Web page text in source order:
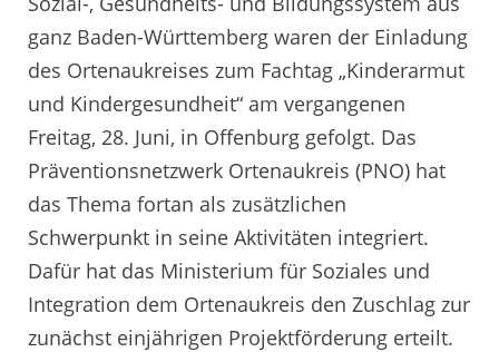
ganz Baden-Württemberg waren der Einladung
des Ortenaukreises zum Fachtag „Kinderarmut
und Kindergesundheit“ am vergangenen
Freitag, 28. Juni, in Offenburg gefolgt. Das
Präventionsnetzwerk Ortenaukreis (PNO) hat
das Thema fortan als zusätzlichen
Schwerpunkt in seine Aktivitäten integriert.
Dafür hat das Ministerium für Soziales und
Integration dem Ortenaukreis den Zuschlag zur
zunächst einjährigen Projektförderung erteilt.